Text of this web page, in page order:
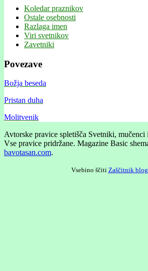
Koledar praznikov
Ostale osebnosti
Razlaga imen
Viri svetnikov
Zavetniki
Povezave
Božja beseda
Pristan duha
Molitvenik
Avtorske pravice spletišča Svetniki,
Vse pravice pridržane. Magazine Basic
bavotasan.com.
Vsebino ščiti Zaščitnik